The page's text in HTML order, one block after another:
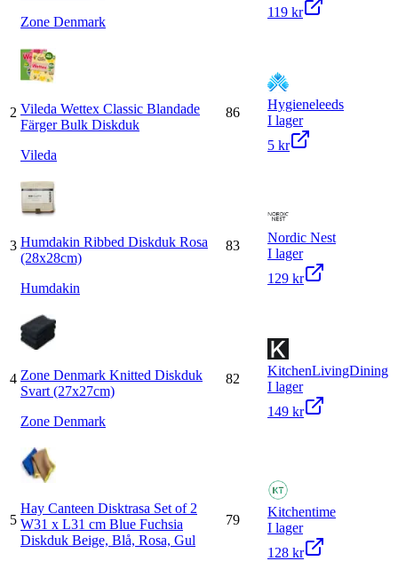
Zone Denmark
119 kr
2 Vileda Wettex Classic Blandade
Färger Bulk Diskduk
Vileda
86
Hygieneleeds
I lager
5 kr
3 Humdakin Ribbed Diskduk Rosa
(28x28cm)
Humdakin
83
Nordic Nest
I lager
129 kr
4 Zone Denmark Knitted Diskduk
Svart (27x27cm)
Zone Denmark
82
KitchenLivingDining
I lager
149 kr
5
Hay Canteen Disktrasa Set of 2
W31 x L31 cm Blue Fuchsia
Diskduk Beige, Blå, Rosa, Gul
79
Kitchentime
I lager
128 kr